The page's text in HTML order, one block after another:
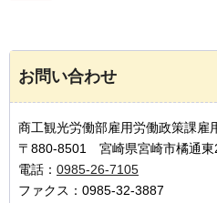
お問い合わせ
商工観光労働部雇用労働政策課雇
〒880-8501 宮崎県宮崎市橘通東
電話： 0985-26-7105
ファクス：0985-32-3887